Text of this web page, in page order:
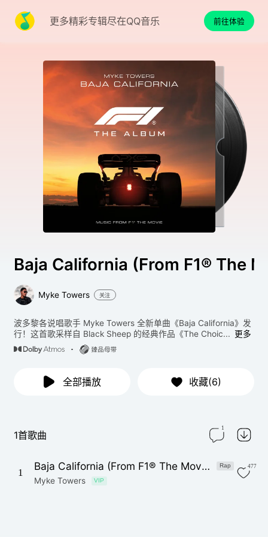
更多精彩专辑尽在QQ音乐 前往体验
Baja California (From F1® The
Myke Towers 关注
波多黎各说唱歌手 Myke Towers 全新单曲《Baja California》发
行！这首歌采样自 Black Sheep 的经典作品《The Choic... 更多
全部播放 收藏(6)
1首歌曲
1
1
Baja California (From F1® The Movie) Rap
Myke Towers VIP
477